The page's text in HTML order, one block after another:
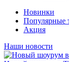
Новинки
Популярные
Акция
Наши новости